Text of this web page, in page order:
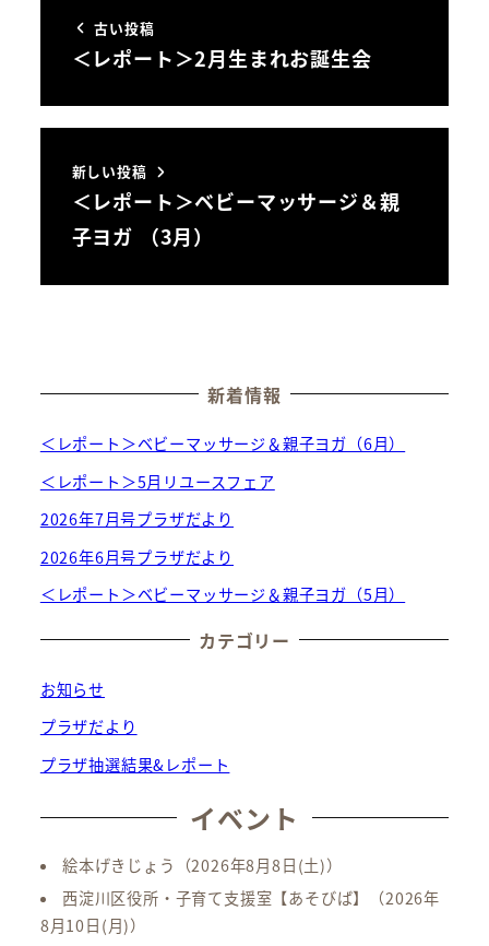
古い投稿
＜レポート＞2月生まれお誕生会
新しい投稿
＜レポート＞ベビーマッサージ＆親
子ヨガ （3月）
新着情報
＜レポート＞ベビーマッサージ＆親子ヨガ（6月）
＜レポート＞5月リユースフェア
2026年7月号プラザだより
2026年6月号プラザだより
＜レポート＞ベビーマッサージ＆親子ヨガ（5月）
カテゴリー
お知らせ
プラザだより
プラザ抽選結果&レポート
イベント
絵本げきじょう
（2026年8月8日(土)）
西淀川区役所・子育て支援室【あそびば】
（2026年
8月10日(月)）